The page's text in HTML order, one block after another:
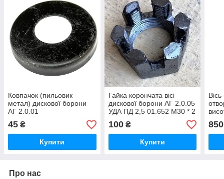
Ковпачок (пильовик
метал) дискової борони
АГ 2.0.01
45 ₴
Купити
Гайка корончата вісі
дискової борони АГ 2.0.05
УДА ПД 2,5 01.652 М30 * 2
EVRO
100₴
Купити
УДА
850
Про нас